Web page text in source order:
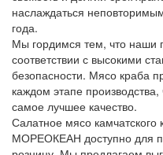
наслаждаться
года.
Мы гордимся тем, что наши
соответствии с высокими
безопасности. Мясо краба
каждом этапе
самое лучшее качество.
Салатное мясо камчатского
МОРЕОКЕАН доступно для